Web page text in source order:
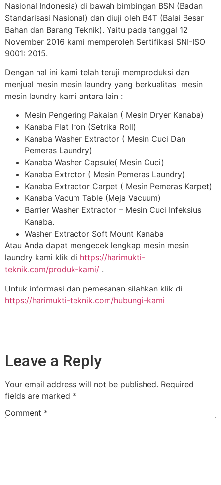
Nasional Indonesia) di bawah bimbingan BSN (Badan
Standarisasi Nasional) dan diuji oleh B4T (Balai Besar
Bahan dan Barang Teknik). Yaitu pada tanggal 12
November 2016 kami memperoleh Sertifikasi SNI-ISO
9001: 2015.
Dengan hal ini kami telah teruji memproduksi dan
menjual mesin mesin laundry yang berkualitas mesin
mesin laundry kami antara lain :
Mesin Pengering Pakaian ( Mesin Dryer Kanaba)
Kanaba Flat Iron (Setrika Roll)
Kanaba Washer Extractor ( Mesin Cuci Dan
Pemeras Laundry)
Kanaba Washer Capsule( Mesin Cuci)
Kanaba Extrctor ( Mesin Pemeras Laundry)
Kanaba Extractor Carpet ( Mesin Pemeras Karpet)
Kanaba Vacum Table (Meja Vacuum)
Barrier Washer Extractor – Mesin Cuci Infeksius
Kanaba.
Washer Extractor Soft Mount Kanaba
Atau Anda dapat mengecek lengkap mesin mesin
laundry kami klik di https://harimukti-
teknik.com/produk-kami/ .
Untuk informasi dan pemesanan silahkan klik di
https://harimukti-teknik.com/hubungi-kami
Leave a Reply
Your email address will not be published. Required
fields are marked *
Comment *